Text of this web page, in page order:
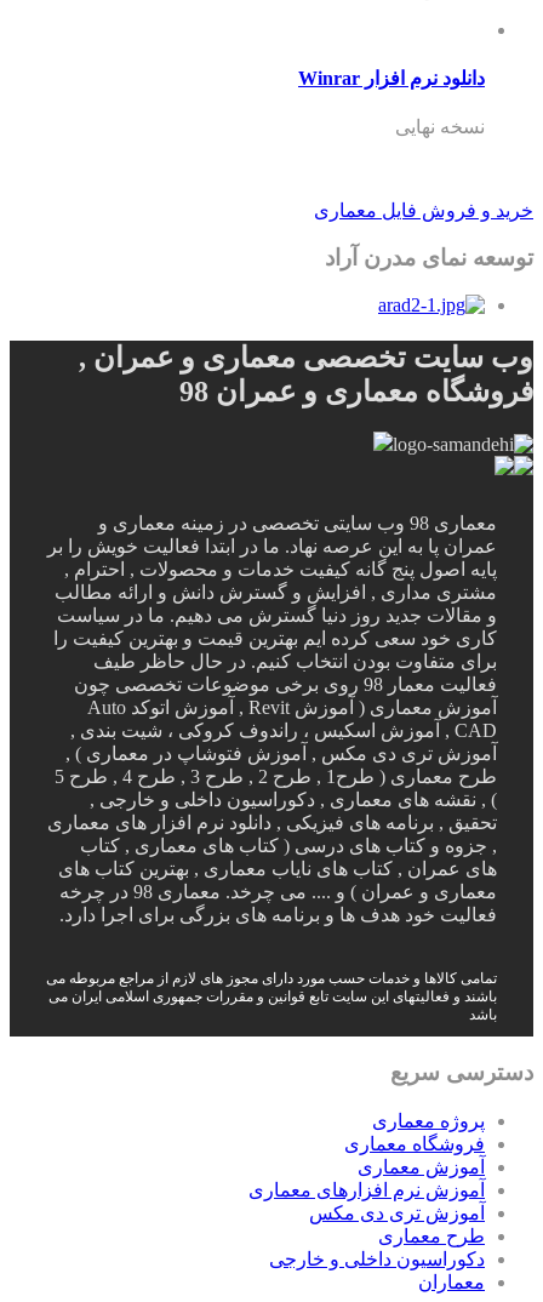
دانلود نرم افزار Winrar
نسخه نهایی
خرید و فروش فایل معماری
توسعه نمای مدرن آراد
وب سایت تخصصی معماری و عمران ,
فروشگاه معماری و عمران 98
معماری 98 وب سایتی تخصصی در زمینه معماری و
عمران پا به این عرصه نهاد. ما در ابتدا فعالیت خویش را بر
پایه اصول پنج گانه کیفیت خدمات و محصولات , احترام ,
مشتری مداری , افزایش و گسترش دانش و ارائه مطالب
و مقالات جدید روز دنیا گسترش می دهیم. ما در سیاست
کاری خود سعی کرده ایم بهترین قیمت و بهترین کیفیت را
برای متفاوت بودن انتخاب کنیم. در حال حاظر طیف
فعالیت معمار 98 روی برخی موضوعات تخصصی چون
آموزش معماری ( آموزش Revit , آموزش اتوکد Auto
CAD , آموزش اسکیس ، راندوف کروکی ، شیت بندی ,
آموزش تری دی مکس , آموزش فتوشاپ در معماری ) ,
طرح معماری ( طرح1 , طرح 2 , طرح 3 , طرح 4 , طرح 5
) , نقشه های معماری , دکوراسیون داخلی و خارجی ,
تحقیق , برنامه های فیزیکی , دانلود نرم افزار های معماری
, جزوه و کتاب های درسی ( کتاب های معماری , کتاب
های عمران , کتاب های نایاب معماری , بهترین کتاب های
معماری و عمران ) و .... می چرخد. معماری 98 در چرخه
فعالیت خود هدف ها و برنامه های بزرگی برای اجرا دارد.
تمامی کالاها و خدمات حسب مورد دارای مجوز های لازم از مراجع مربوطه می
باشند و فعالیتهای این سایت تابع قوانین و مقررات جمهوری اسلامی ایران می
باشد
دسترسی سریع
پروژه معماری
فروشگاه معماری
آموزش معماری
آموزش نرم افزارهای معماری
آموزش تری دی مکس
طرح معماری
دکوراسیون داخلی و خارجی
معماران